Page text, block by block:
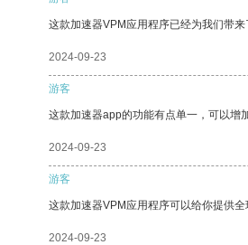
这款加速器VPM应用程序已经为我们带来
2024-09-23
游客
这款加速器app的功能有点单一，可以增
2024-09-23
游客
这款加速器VPM应用程序可以给你提供全
2024-09-23